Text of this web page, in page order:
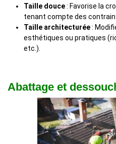
Taille douce: Favorise la
tenant compte des
Taille architecturée:
esthétiques ou pratiques
etc.).
Abattage et